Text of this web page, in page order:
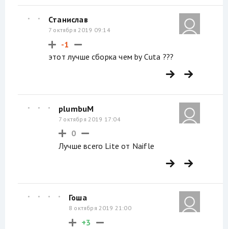
Станислав
7 октября 2019 09:14
-1
этот лучше сборка чем by Cuta ???
plumbuM
7 октября 2019 17:04
0
Лучше всего Lite от Naifle
Гоша
8 октября 2019 21:00
+3